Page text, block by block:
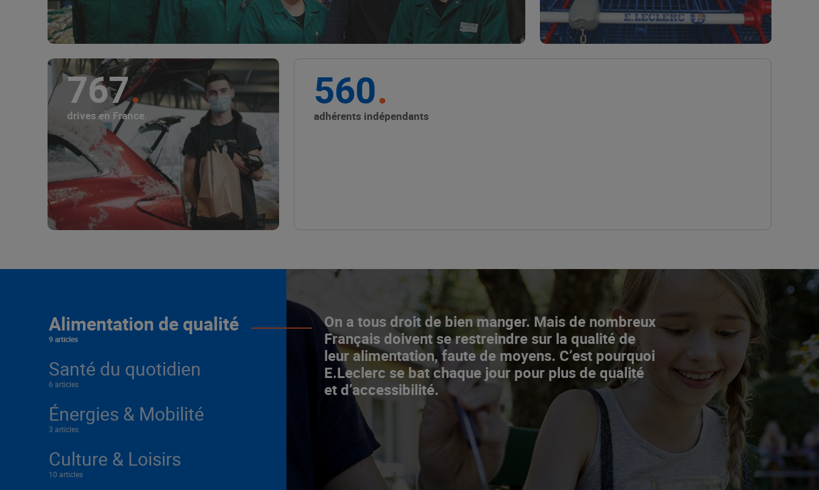
producteurs avec les
L’ascenceur social
fonctionne chez E.Leclerc !
NOTRE MODÈLE
767
drives en France.
560
adhérents indépendants
Alimentation de qualité
9 articles
On a tous droit de bien manger. Mais de nombreux
Français doivent se restreindre sur la qualité de
leur alimentation, faute de moyens. C’est pourquoi
E.Leclerc se bat chaque jour pour plus de qualité
et d’accessibilité.
Santé du quotidien
6 articles
Énergies & Mobilité
3 articles
Culture & Loisirs
10 articles